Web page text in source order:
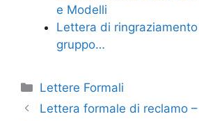
e Modelli
Lettera di
gruppo…
Categorie
Lettere Formali
Lettera formale di reclamo